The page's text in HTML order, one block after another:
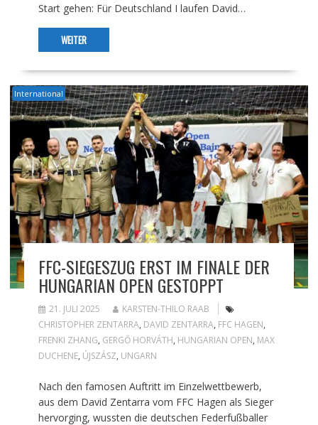
Start gehen: Für Deutschland I laufen David…
WEITER
International
FFC-SIEGESZUG ERST IM FINALE DER
HUNGARIAN OPEN GESTOPPT
21. JULI 2025
KARSTEN-THILO RAAB
CHRISTOPHER ZENTARRA, DAVID ZENTARRA, FFC HAGEN,
FRENKI ZHANG, GERGŐ HORVÁTH, HUNGARIAN OPEN, MAX
DUCHENE, ÚJSZÁSZ, UNGARN
Nach den famosen Auftritt im Einzelwettbewerb,
aus dem David Zentarra vom FFC Hagen als Sieger
hervorging, wussten die deutschen Federfußballer